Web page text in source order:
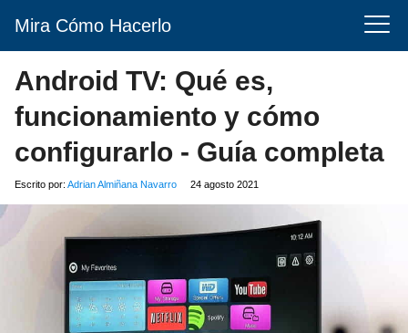
Mira Cómo Hacerlo
Android TV: Qué es,
funcionamiento y cómo
configurarlo - Guía completa
Escrito por: Adrian Almiñana Navarro 24 agosto 2021